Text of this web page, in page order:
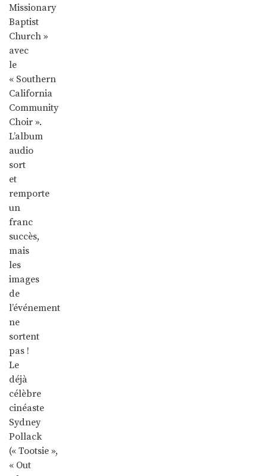
Missionary
Baptist
Church »
avec
le
« Southern
California
Community
Choir ».
L’album
audio
sort
et
remporte
un
franc
succès,
mais
les
images
de
l’événement
ne
sortent
pas !
Le
déjà
célèbre
cinéaste
Sydney
Pollack
(« Tootsie »,
« Out